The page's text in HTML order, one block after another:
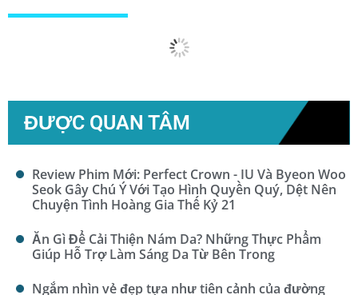
Xem Thêm...
ĐƯỢC QUAN TÂM
Review Phim Mới: Perfect Crown - IU Và Byeon Woo
Seok Gây Chú Ý Với Tạo Hình Quyền Quý, Dệt Nên
Chuyện Tình Hoàng Gia Thế Kỷ 21
Ăn Gì Để Cải Thiện Nám Da? Những Thực Phẩm
Giúp Hỗ Trợ Làm Sáng Da Từ Bên Trong
Ngắm nhìn vẻ đẹp tựa như tiên cảnh của đường